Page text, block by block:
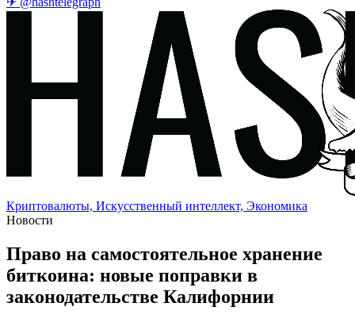
Криптовалюты, Искусственный интеллект, Экономика
Новости
Право на самостоятельное хранение
биткоина: новые поправки в
законодательстве Калифорнии